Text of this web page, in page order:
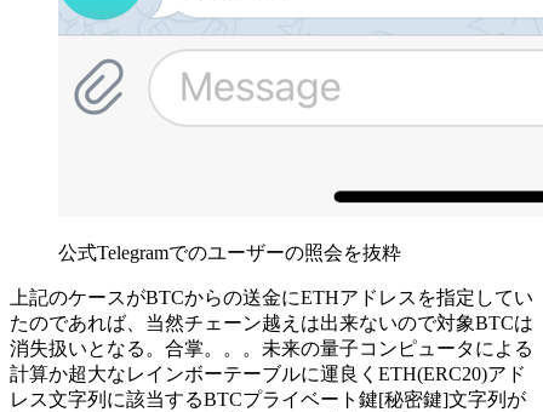
公式Telegramでのユーザーの照会を抜粋
上記のケースがBTCからの送金にETHアドレスを指定してい
たのであれば、当然チェーン越えは出来ないので対象BTCは
消失扱いとなる。合掌。。。未来の量子コンピュータによる
計算か超大なレインボーテーブルに運良くETH(ERC20)アド
レス文字列に該当するBTCプライベート鍵[秘密鍵]文字列が